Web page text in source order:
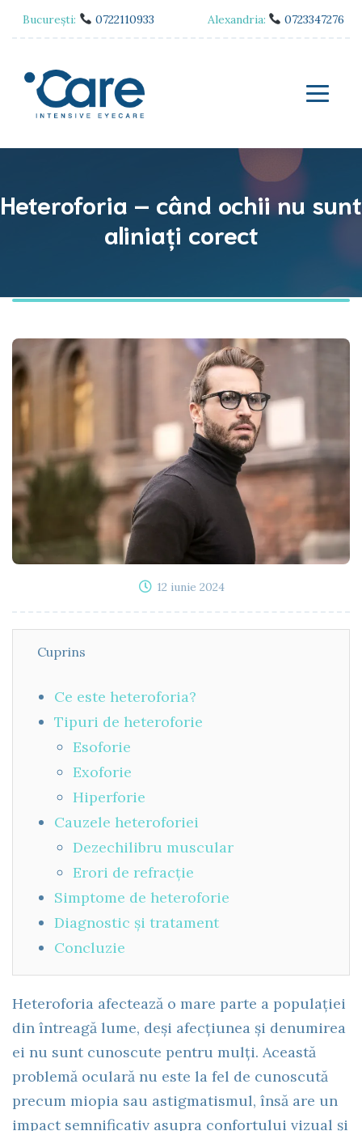
București: 0722110933 Alexandria: 0723347276
Heteroforia – când ochii nu sunt
aliniați corect
12 iunie 2024
Cuprins
Ce este heteroforia?
Tipuri de heteroforie
Esoforie
Exoforie
Hiperforie
Cauzele heteroforiei
Dezechilibru muscular
Erori de refracție
Simptome de heteroforie
Diagnostic și tratament
Concluzie
Heteroforia afectează o mare parte a populației
din întreagă lume, deși afecțiunea și denumirea
ei nu sunt cunoscute pentru mulți. Această
problemă oculară nu este la fel de cunoscută
precum miopia sau astigmatismul, însă are un
impact semnificativ asupra confortului vizual și